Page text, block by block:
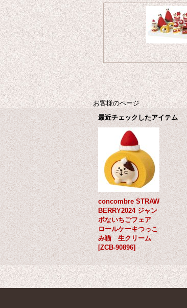
お客様のページ
最近チェックしたアイテム
concombre STRAW
BERRY2024 ジャン
ボないちごフェア
ロールケーキつっこ
み猫 生クリーム
[ZCB-90896]